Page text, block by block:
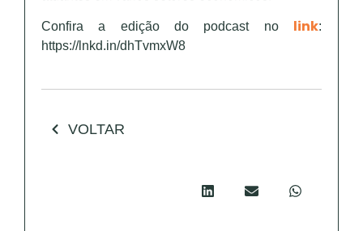
Confira a edição do podcast no link:
https://lnkd.in/dhTvmxW8
VOLTAR